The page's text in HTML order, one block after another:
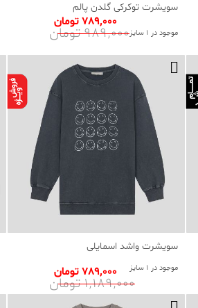
سویشرت توکرکی گلدن پالم
موجود در 1 سایز 989٬000 تومان
789٬000 تومان
سویشرت واشد اسمایلی
موجود در 1 سایز
1٬189٬000 تومان
789٬000 تومان